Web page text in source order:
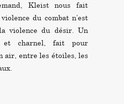
Kleist nous fait
du combat n’est
violence du désir. Un
et charnel, fait pour
air, entre les étoiles, les